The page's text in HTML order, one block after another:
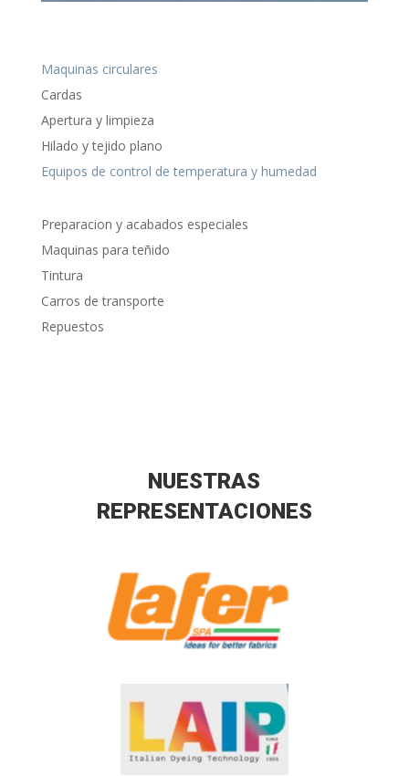
Maquinas circulares
Cardas
Apertura y limpieza
Hilado y tejido plano
Equipos de control de temperatura y humedad
Preparacion y acabados especiales
Maquinas para teñido
Tintura
Carros de transporte
Repuestos
NUESTRAS
REPRESENTACIONES